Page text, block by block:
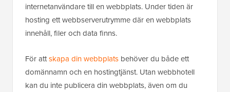
internetanvändare till en webbplats. Under tiden är
hosting ett webbserverutrymme där en webbplats
innehåll, filer och data finns.
För attskapa din webbplats behöver du både ett
domännamn och en hostingtjänst. Utan webbhotell
kan du inte publicera din webbplats, även om du